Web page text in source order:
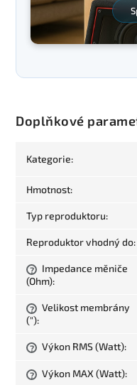
Doplňkové
Kategorie:
Hmotnost:
Typ reproduktoru:
Reproduktor vhodný do:
?
Impedance měniče
(Ohm):
?
Velikost membrány
("):
? Výkon RMS (Watt):
? Výkon MAX (Watt):